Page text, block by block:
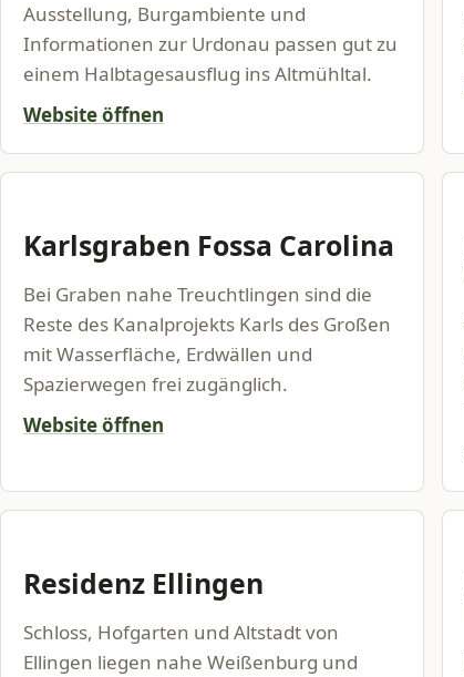
Ausstellung, Burgambiente und
Informationen zur Urdonau passen gut zu
einem Halbtagesausflug ins Altmühltal.
Website öffnen
Karlsgraben Fossa Carolina
Bei Graben nahe Treuchtlingen sind die
Reste des Kanalprojekts Karls des Großen
mit Wasserfläche, Erdwällen und
Spazierwegen frei zugänglich.
Website öffnen
Residenz Ellingen
Schloss, Hofgarten und Altstadt von
Ellingen liegen nahe Weißenburg und